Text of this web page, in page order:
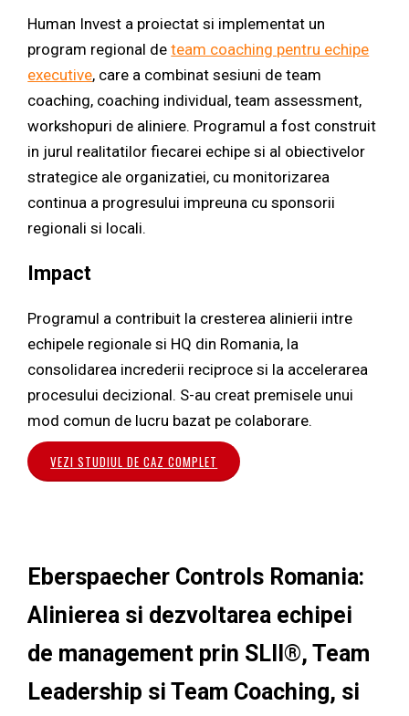
Human Invest a proiectat si implementat un
program regional deteam coaching pentru echipe
executive, care a combinat sesiuni de team
coaching, coaching individual, team assessment,
workshopuri de aliniere. Programul a fost construit
in jurul realitatilor fiecarei echipe si al obiectivelor
strategice ale organizatiei, cu monitorizarea
continua a progresului impreuna cu sponsorii
regionali si locali.
Impact
Programul a contribuit la cresterea alinierii intre
echipele regionale si HQ din Romania, la
consolidarea increderii reciproce si la accelerarea
procesului decizional. S-au creat premisele unui
mod comun de lucru bazat pe colaborare.
VEZI STUDIUL DE CAZ COMPLET
Eberspaecher Controls Romania:
Alinierea si dezvoltarea echipei
de management prin SLII®, Team
Leadership si Team Coaching, si